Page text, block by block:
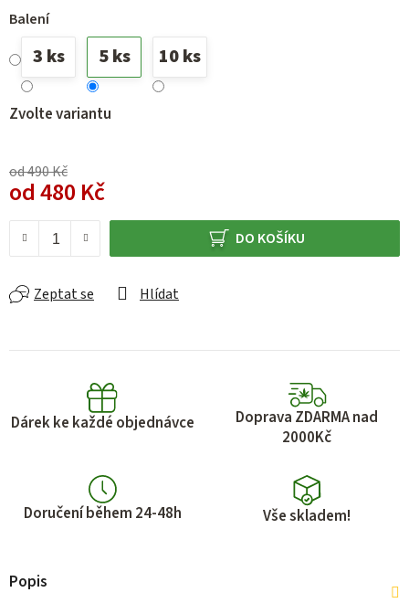
Balení
3 ks 5 ks 10 ks
Zvolte variantu
od 490 Kč
od480 Kč
DO KOŠÍKU
Zeptat se Hlídat
Dárek ke každé objednávce
Doprava ZDARMA nad
2000Kč
Doručení během 24-48h Vše skladem!
Popis